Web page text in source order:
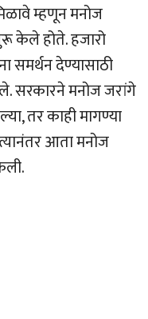
म्हणून मनोज
केले होते. हजारो
समर्थन देण्यासाठी
सरकारने मनोज जरांगे
तर काही मागण्या
आता मनोज